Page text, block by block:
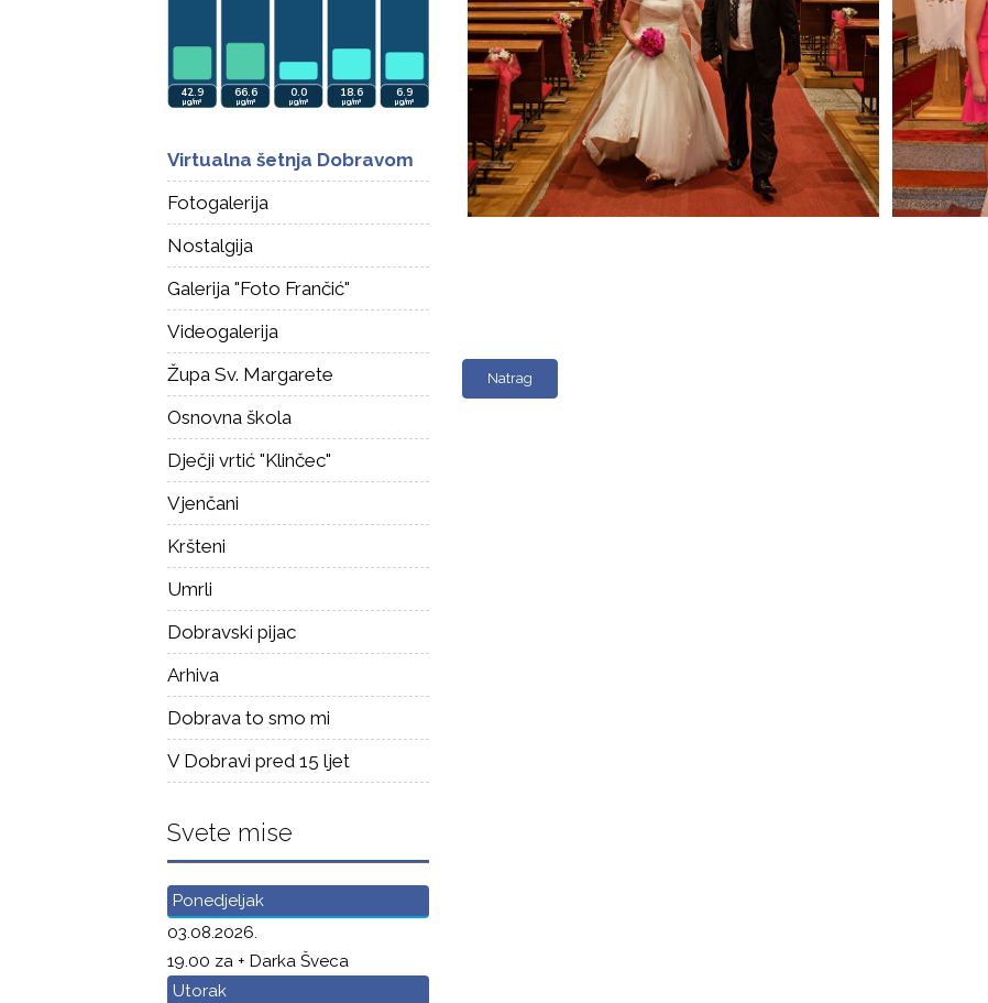
Natrag
Virtualna šetnja Dobravom
Fotogalerija
Nostalgija
Galerija "Foto Frančić"
Videogalerija
Župa Sv. Margarete
Osnovna škola
Dječji vrtić "Klinčec"
Vjenčani
Kršteni
Umrli
Dobravski pijac
Arhiva
Dobrava to smo mi
V Dobravi pred 15 ljet
Svete mise
Ponedjeljak
03.08.2026.
19.00 za + Darka Šveca
Utorak